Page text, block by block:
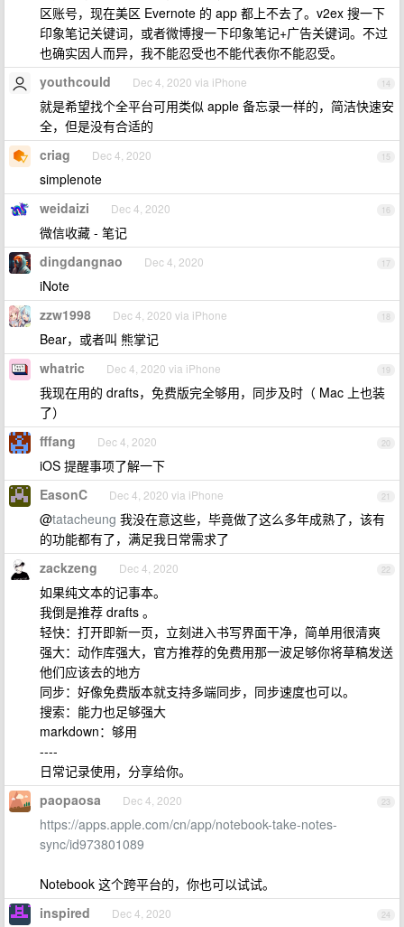
区账号，现在美区 Evernote 的 app 都上不去了。v2ex 搜一下
印象笔记关键词，或者微博搜一下印象笔记+广告关键词。不过
也确实因人而异，我不能忍受也不能代表你不能忍受。
14
youthcould Dec 4, 2020 via iPhone
就是希望找个全平台可用类似 apple 备忘录一样的，简洁快速安
全，但是没有合适的
15
criag Dec 4, 2020
simplenote
16
weidaizi Dec 4, 2020
微信收藏 - 笔记
17
dingdangnao Dec 4, 2020
iNote
18
zzw1998 Dec 4, 2020 via iPhone
Bear，或者叫 熊掌记
19
whatric Dec 4, 2020 via iPhone
我现在用的 drafts，免费版完全够用，同步及时（ Mac 上也装
了）
20
fffang Dec 4, 2020
iOS 提醒事项了解一下
21
EasonC Dec 4, 2020 via iPhone
@tatacheung 我没在意这些，毕竟做了这么多年成熟了，该有
的功能都有了，满足我日常需求了
22
zackzeng Dec 4, 2020
如果纯文本的记事本。
我倒是推荐 drafts 。
轻快：打开即新一页，立刻进入书写界面干净，简单用很清爽
强大：动作库强大，官方推荐的免费用那一波足够你将草稿发送
他们应该去的地方
同步：好像免费版本就支持多端同步，同步速度也可以。
搜索：能力也足够强大
markdown：够用
----
日常记录使用，分享给你。
23
paopaosa Dec 4, 2020
https://apps.apple.com/cn/app/notebook-take-notes-
sync/id973801089
Notebook 这个跨平台的，你也可以试试。
24
inspired Dec 4, 2020